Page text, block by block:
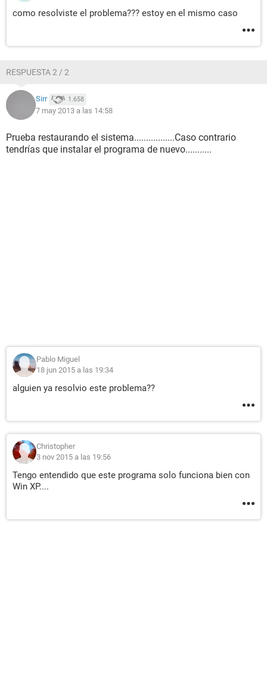
como resolviste el problema??? estoy en el mismo caso
RESPUESTA 2 / 2
Sirr 1.658
7 may 2013 a las 14:58
Prueba restaurando el sistema.................Caso contrario
tendrías que instalar el programa de nuevo...........
Pablo Miguel
18 jun 2015 a las 19:34
alguien ya resolvio este problema??
Christopher
3 nov 2015 a las 19:56
Tengo entendido que este programa solo funciona bien con
Win XP....